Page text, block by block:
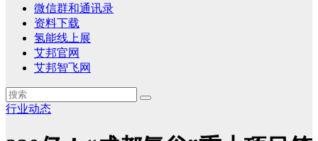
微信群和通讯录
资料下载
氢能线上展
艾邦官网
艾邦智飞网
行业动态